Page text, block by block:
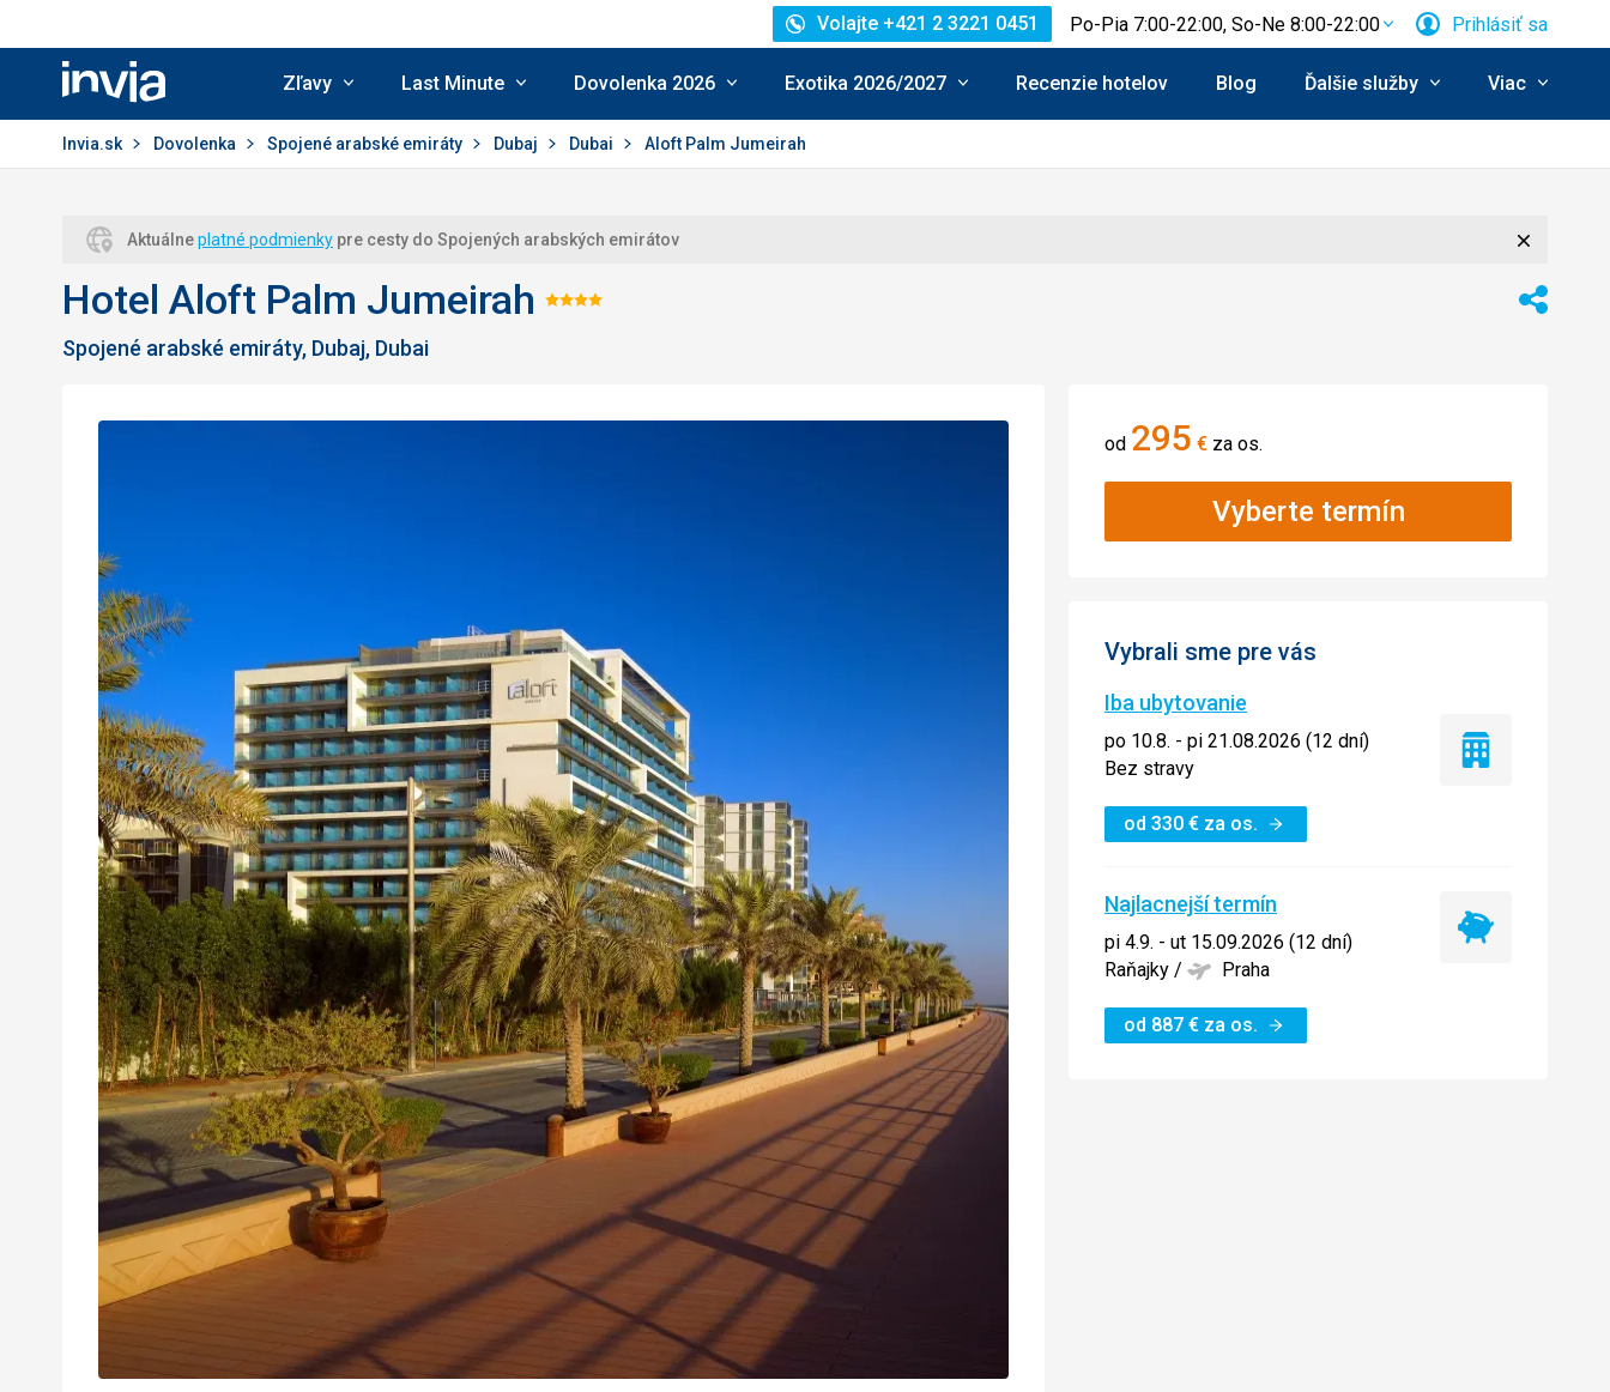
Invia.sk
Volajte +421 2 3221 0451 Po-Pia 7:00-22:00, So-Ne 8:00-22:00 Prihlásiť sa
Zľavy Last Minute Dovolenka 2026 Exotika 2026/2027 Recenzie hotelov Blog Ďalšie služby Viac
Invia.sk Dovolenka Spojené arabské emiráty Dubaj Dubai Aloft Palm Jumeirah
Aktuálneplatné podmienky pre cesty do Spojených arabských emirátov
Hotel Aloft Palm Jumeirah Hodnotenie:
Spojené arabské emiráty, Dubaj, Dubai
Zdieľať
od 295 € za os.
Vyberte termín
Vybrali sme pre vás
Iba ubytovanie
po 10.8. - pi 21.08.2026 (12 dní)
Bez stravy
od 330 € za os.
Iba
Najlacnejší termín
pi 4.9. - ut 15.09.2026 (12 dní)
Raňajky / Praha
od 887 € za os.
Najlacnejší